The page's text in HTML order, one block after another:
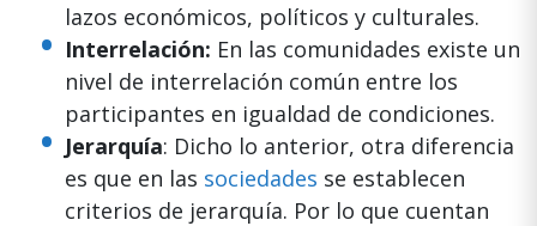
lazos económicos, políticos y culturales.
Interrelación: En las comunidades existe un
nivel de interrelación común entre los
participantes en igualdad de condiciones.
Jerarquía: Dicho lo anterior, otra diferencia
es que en las sociedades se establecen
criterios de jerarquía. Por lo que cuentan